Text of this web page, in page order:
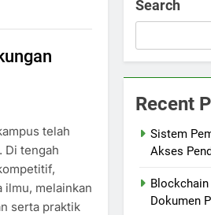
telah
Di tengah
ilmu, melainkan
serta praktik
Search
Recent
Sistem
Akses
Dokumen